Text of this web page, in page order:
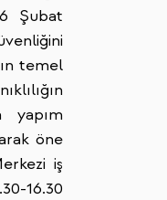
Şubat
temel
yapım
öne
iş
16.30